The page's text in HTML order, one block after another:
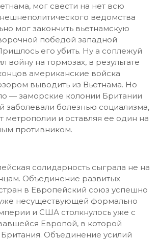
мог свести на нет всю
ведомства
мог закончить вьетнамскую
победой западной
его убить. Ну а соплежуй
войну на тормозах, в результате
американские войска
выводить из Вьетнама. Но
— заморские колонии Британии
заболевали болезнью социализма,
метрополии и оставляя ее один на
противником.
солидарность сыграла не на
Объединение развитых
в Европейский союз успешно
несуществующей формально
и США столкнулось уже с
Европой, в которой
Британия. Объединение усилий